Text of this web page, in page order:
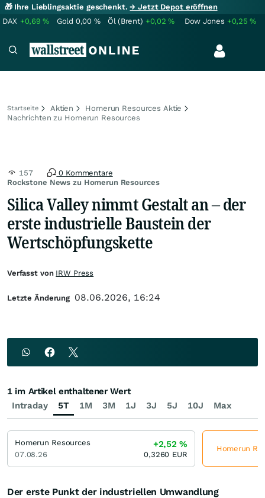
🎁 Ihre Lieblingsaktie geschenkt.→ Jetzt Depot eröffnen
DAX +0,69% Gold 0,00 % Öl (Brent) +0,02% Dow Jones +0,25%
Startseite Aktien
Homerun Resources Aktie
Nachrichten zu Homerun Resources
Rockstone News zu Homerun Resources
157 0 Kommentare
Silica Valley nimmt Gestalt an – der
erste industrielle Baustein der
Wertschöpfungskette
Der erste Punkt der industriellen Umwandlung
Verfasst von IRW Press
Letzte Änderung 08.06.2026, 16:24
Intraday 5T 1M 3M 1J 3J 5J 10J Max
1 im Artikel enthaltener Wert
Homerun Resources
07.08.26
+2,52%
0,3260 EUR
Homerun